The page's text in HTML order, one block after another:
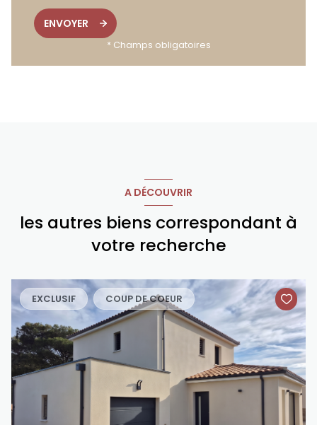
ENVOYER
* Champs obligatoires
A DÉCOUVRIR
les autres biens correspondant à
votre recherche
EXCLUSIF COUP DE COEUR